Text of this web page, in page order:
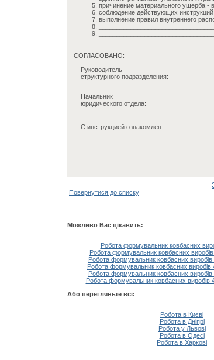
причинение материального ущерба -
соблюдение действующих
выполнение правил внутреннего
СОГЛАСОВАНО:
Руководитель
структурного подразделения:
Начальник
юридического отдела:
С инструкцией ознакомлен:
Повернутися до списку
Можливо Вас цікавить:
Робота формувальник ковбасних
Робота формувальник ковбасних виробів
Робота формувальник ковбасних виробів
Робота формувальник ковбасних виробів
Робота формувальник ковбасних виробів
Робота формувальник ковбасних виробів
Або перегляньте всі:
Робота в Києві
Робота в Дніпрі
Робота у Львові
Робота в Одесі
Робота в Харкові